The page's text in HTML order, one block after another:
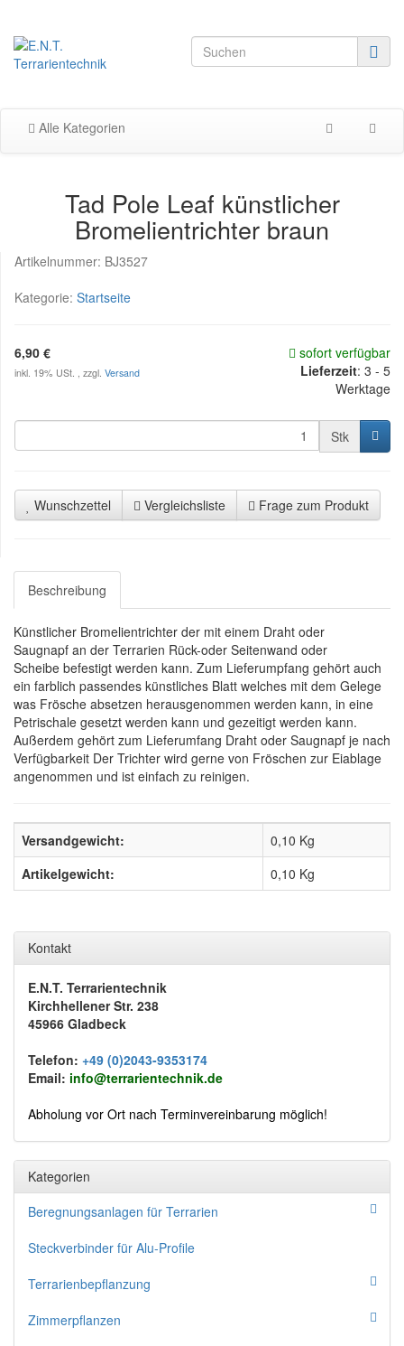
Alle Kategorien
Tad Pole Leaf künstlicher
Bromelientrichter braun
Artikelnummer: BJ3527
Kategorie: Startseite
6,90 €
inkl. 19% USt. , zzgl. Versand
sofort verfügbar
Lieferzeit: 3 - 5
Werktage
Stk
Wunschzettel Vergleichsliste Frage zum Produkt
Beschreibung
Künstlicher Bromelientrichter der mit einem Draht oder
Saugnapf an der Terrarien Rück-oder Seitenwand oder
Scheibe befestigt werden kann. Zum Lieferumpfang gehört auch
ein farblich passendes künstliches Blatt welches mit dem Gelege
was Frösche absetzen herausgenommen werden kann, in eine
Petrischale gesetzt werden kann und gezeitigt werden kann.
Außerdem gehört zum Lieferumfang Draht oder Saugnapf je nach
Verfügbarkeit Der Trichter wird gerne von Fröschen zur Eiablage
angenommen und ist einfach zu reinigen.
Versandgewicht:
0,10 Kg
Artikelgewicht:
0,10 Kg
Kontakt
E.N.T. Terrarientechnik
Kirchhellener Str. 238
45966 Gladbeck
Telefon: +49 (0)2043-9353174
Email: info@terrarientechnik.de
Abholung vor Ort nach Terminvereinbarung möglich!
Kategorien
Beregnungsanlagen für Terrarien
Steckverbinder für Alu-Profile
Terrarienbepflanzung
Zimmerpflanzen